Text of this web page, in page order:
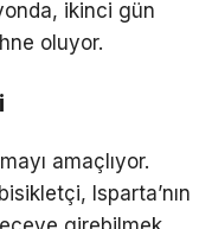
ikinci gün
oluyor.
amaçlıyor.
Isparta’nın